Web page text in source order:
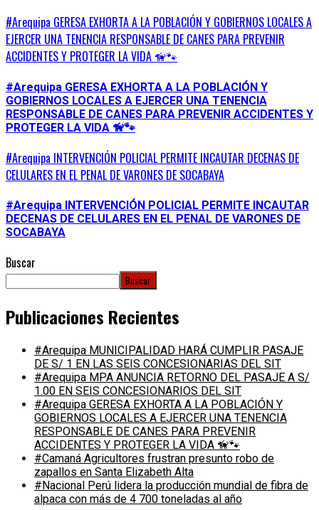
#Arequipa GERESA EXHORTA A LA POBLACIÓN Y GOBIERNOS LOCALES A
EJERCER UNA TENENCIA RESPONSABLE DE CANES PARA PREVENIR
ACCIDENTES Y PROTEGER LA VIDA 🦮🐾
#Arequipa GERESA EXHORTA A LA POBLACIÓN Y
GOBIERNOS LOCALES A EJERCER UNA TENENCIA
RESPONSABLE DE CANES PARA PREVENIR ACCIDENTES Y
PROTEGER LA VIDA 🦮🐾
#Arequipa INTERVENCIÓN POLICIAL PERMITE INCAUTAR DECENAS DE
CELULARES EN EL PENAL DE VARONES DE SOCABAYA
#Arequipa INTERVENCIÓN POLICIAL PERMITE INCAUTAR
DECENAS DE CELULARES EN EL PENAL DE VARONES DE
SOCABAYA
Buscar
Buscar
Publicaciones Recientes
#Arequipa MUNICIPALIDAD HARÁ CUMPLIR PASAJE
DE S/ 1 EN LAS SEIS CONCESIONARIAS DEL SIT
#Arequipa MPA ANUNCIA RETORNO DEL PASAJE A S/
1.00 EN SEIS CONCESIONARIOS DEL SIT
#Arequipa GERESA EXHORTA A LA POBLACIÓN Y
GOBIERNOS LOCALES A EJERCER UNA TENENCIA
RESPONSABLE DE CANES PARA PREVENIR
ACCIDENTES Y PROTEGER LA VIDA 🦮🐾
#Camaná Agricultores frustran presunto robo de
zapallos en Santa Elizabeth Alta
#Nacional Perú lidera la producción mundial de fibra de
alpaca con más de 4 700 toneladas al año